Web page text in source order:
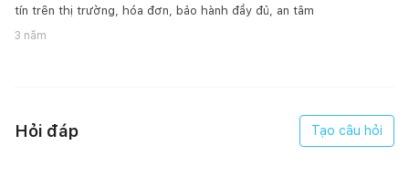
tín trên thị trường, hóa đơn, bảo hành đầy đủ, an tâm
3 năm
Hỏi đáp Tạo câu hỏi